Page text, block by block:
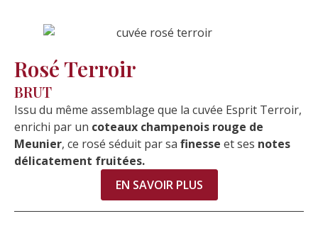
Rosé Terroir
BRUT
Issu du même assemblage que la cuvée Esprit Terroir,
enrichi par un coteaux champenois rouge de
Meunier, ce rosé séduit par sa finesse et ses notes
délicatement fruitées.
EN SAVOIR PLUS